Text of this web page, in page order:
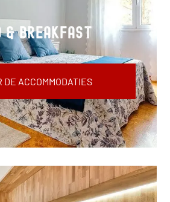
& Breakfast
DE ACCOMMODATIES